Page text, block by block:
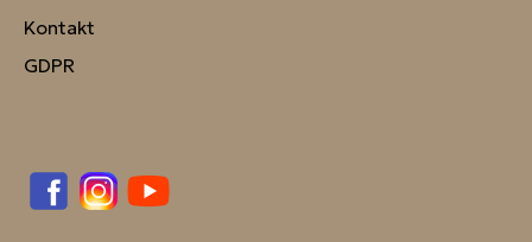
Kontakt
GDPR
FacebookInstagram
YouTube